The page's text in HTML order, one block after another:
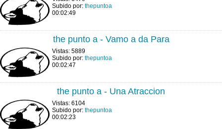
Subido por: thepuntoa
00:02:49
the punto a - Vamo a da Para
Vistas: 5889
Subido por: thepuntoa
00:02:47
the punto a - Una Atraccion
Vistas: 6104
Subido por: thepuntoa
00:02:23